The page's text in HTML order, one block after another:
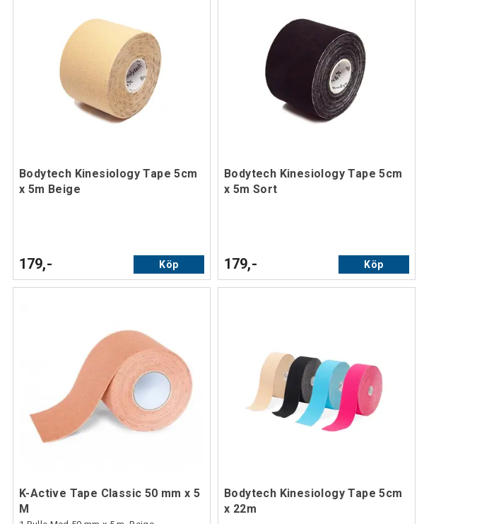
Bodytech Kinesiology Tape 5cm
x 5m Beige
179,- Köp
Bodytech Kinesiology Tape 5cm
x 5m Sort
179,- Köp
K-Active Tape Classic 50 mm x 5
M
Bodytech Kinesiology Tape 5cm
x 22m